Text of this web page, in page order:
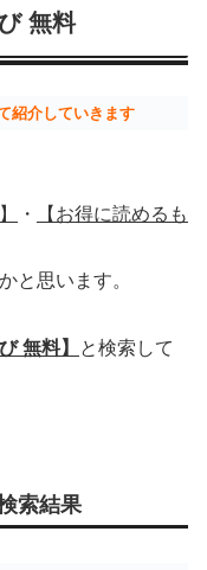
無料
紹介していきます
・
【お得に読めるも
と思います。
無料】
と検索して
索結果